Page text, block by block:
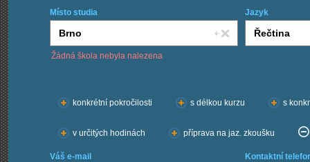
Místo studia Jazyk
Žádná škola nebyla nalezena
konkrétní pokročilosti
s délkou kurzu s
v určitých hodinách příprava na jaz. zkoušku
Váš e-mail Kontaktní